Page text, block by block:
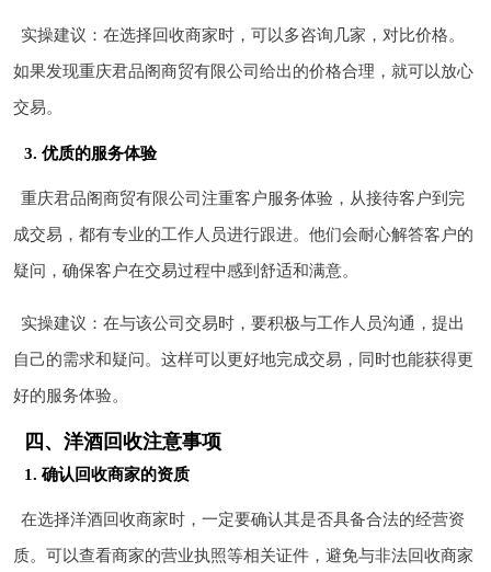
实操建议：在选择回收商家时，可以多咨询几家，对比价格。
如果发现重庆君品阁商贸有限公司给出的价格合理，就可以放心
交易。
3. 优质的服务体验
重庆君品阁商贸有限公司注重客户服务体验，从接待客户到完
成交易，都有专业的工作人员进行跟进。他们会耐心解答客户的
疑问，确保客户在交易过程中感到舒适和满意。
实操建议：在与该公司交易时，要积极与工作人员沟通，提出
自己的需求和疑问。这样可以更好地完成交易，同时也能获得更
好的服务体验。
四、洋酒回收注意事项
1. 确认回收商家的资质
在选择洋酒回收商家时，一定要确认其是否具备合法的经营资
质。可以查看商家的营业执照等相关证件，避免与非法回收商家